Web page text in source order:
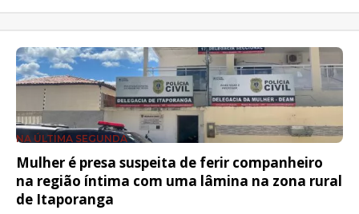
NA ÚLTIMA SEGUNDA
Mulher é presa suspeita de ferir companheiro
na região íntima com uma lâmina na zona rural
de Itaporanga